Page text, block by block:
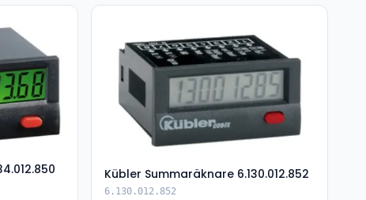
Kübler Summaräknare 6.130.012.852
6.130.012.852